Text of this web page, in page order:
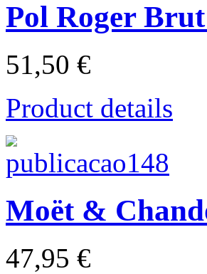
Pol Roger
51,50 €
Product details
Moët &
47,95 €